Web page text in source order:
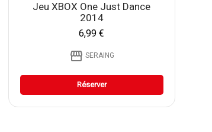
Jeu XBOX One Just Dance
2014
6,99 €
storefront SERAING
Réserver